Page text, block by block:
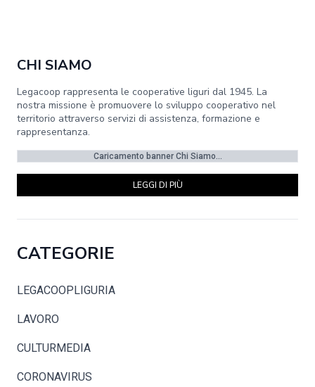
CHI SIAMO
Legacoop rappresenta le cooperative liguri dal 1945. La
nostra missione è promuovere lo sviluppo cooperativo nel
territorio attraverso servizi di assistenza, formazione e
rappresentanza.
Caricamento banner Chi Siamo...
LEGGI DI PIÙ
CATEGORIE
LEGACOOPLIGURIA
LAVORO
CULTURMEDIA
CORONAVIRUS